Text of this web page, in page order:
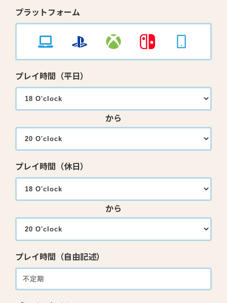
プラットフォーム
プレイ時間（平日）
から
プレイ時間（休日）
から
プレイ時間（自由記述）